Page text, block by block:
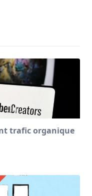
trafic organique